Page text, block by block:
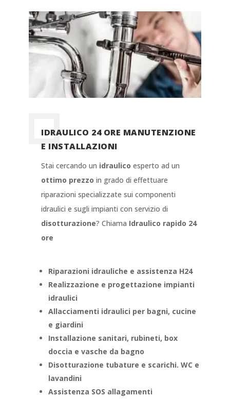
IDRAULICO 24 ORE MANUTENZIONE
E INSTALLAZIONI
Stai cercando un idraulico esperto ad un
ottimo prezzo in grado di effettuare
riparazioni specializzate sui componenti
idraulici e sugli impianti con servizio di
disotturazione? Chiama Idraulico rapido 24
ore
Riparazioni idrauliche e assistenza H24
Realizzazione e progettazione impianti
idraulici
Allacciamenti idraulici per bagni, cucine
e giardini
Installazione sanitari, rubineti, box
doccia e vasche da bagno
Disotturazione tubature e scarichi. WC e
lavandini
Assistenza SOS allagamenti